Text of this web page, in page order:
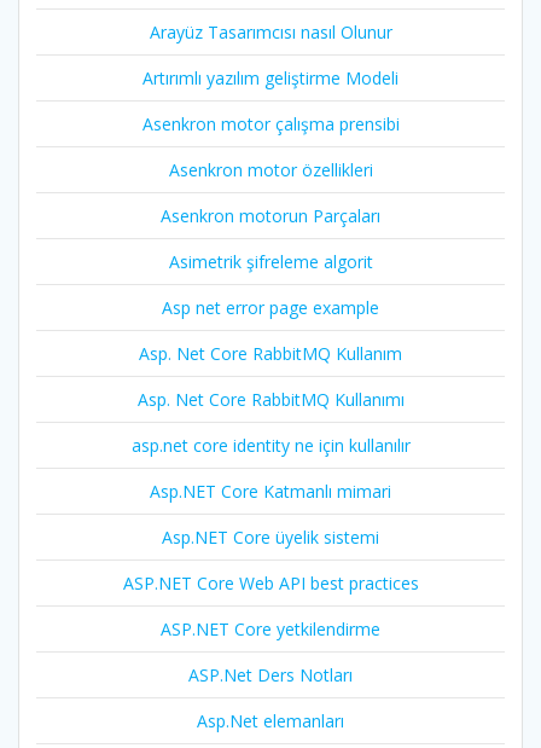
Arayüz Tasarımcısı nasıl Olunur
Artırımlı yazılım geliştirme Modeli
Asenkron motor çalışma prensibi
Asenkron motor özellikleri
Asenkron motorun Parçaları
Asimetrik şifreleme algorit
Asp net error page example
Asp. Net Core RabbitMQ Kullanım
Asp. Net Core RabbitMQ Kullanımı
asp.net core identity ne için kullanılır
Asp.NET Core Katmanlı mimari
Asp.NET Core üyelik sistemi
ASP.NET Core Web API best practices
ASP.NET Core yetkilendirme
ASP.Net Ders Notları
Asp.Net elemanları